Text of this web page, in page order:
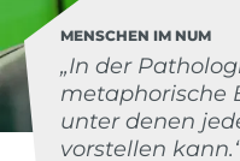
MENSCHEN IM NUM
„In der
metaphorische
unter denen
vorstellen